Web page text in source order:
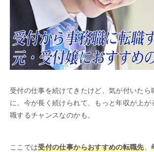
受付の仕事を続けてきたけど、気が付いたら
に。今が長く続けられて、もっと年収が上が
職するチャンスなのかも。
ここでは受付の仕事からおすすめの転職先、